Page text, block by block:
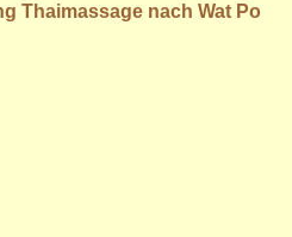
Thaimassage nach Wat Po